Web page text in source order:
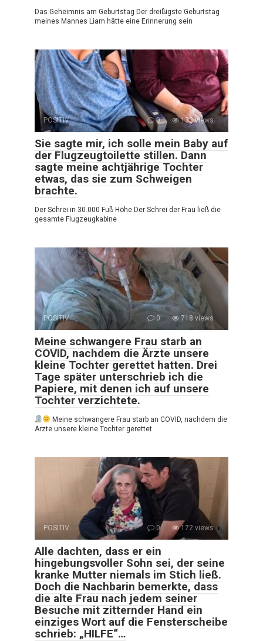
Das Geheimnis am Geburtstag Der dreißigste Geburtstag
meines Mannes Liam hätte eine Erinnerung sein
POSITIV 0 133 views
Sie sagte mir, ich solle mein Baby auf
der Flugzeugtoilette stillen. Dann
sagte meine achtjährige Tochter
etwas, das sie zum Schweigen
brachte.
Der Schrei in 30.000 Fuß Höhe Der Schrei der Frau ließ die
gesamte Flugzeugkabine
POSITIV 0 718 views
Meine schwangere Frau starb an
COVID, nachdem die Ärzte unsere
kleine Tochter gerettet hatten. Drei
Tage später unterschrieb ich die
Papiere, mit denen ich auf unsere
Tochter verzichtete.
Meine schwangere Frau starb an COVID, nachdem die
Ärzte unsere kleine Tochter gerettet
POSITIV 0 172 views
Alle dachten, dass er ein
hingebungsvoller Sohn sei, der seine
kranke Mutter niemals im Stich ließ.
Doch die Nachbarin bemerkte, dass
die alte Frau nach jedem seiner
Besuche mit zitternder Hand ein
einziges Wort auf die Fensterscheibe
schrieb: „HILFE“…